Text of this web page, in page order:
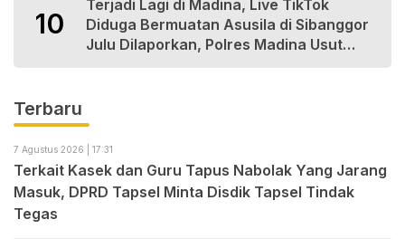
10
Terjadi Lagi di Madina, Live TikTok
Diduga Bermuatan Asusila di Sibanggor
Julu Dilaporkan, Polres Madina Usut
Terbaru
7 Agustus 2026 | 17:31
Terkait Kasek dan Guru Tapus Nabolak Yang Jarang
Masuk, DPRD Tapsel Minta Disdik Tapsel Tindak
Tegas